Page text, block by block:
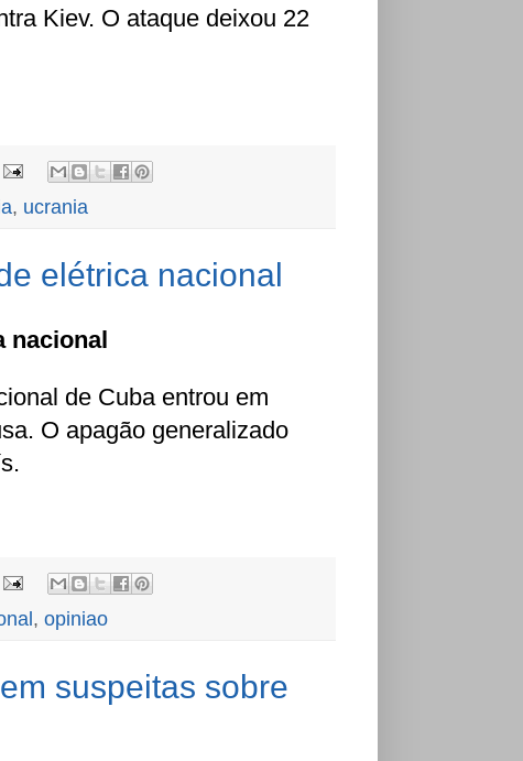
Kiev. O ataque deixou 22
, ucrania
elétrica nacional
nacional
de Cuba entrou em
O apagão generalizado
, opiniao
suspeitas sobre